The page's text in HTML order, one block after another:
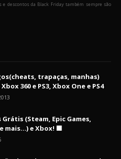
descontos da Black Friday também sempre são
trapaças, manhas)
360 e PS3, Xbox One e PS4
Grátis (Steam, Epic Games,
mais...) e Xbox! 🟩